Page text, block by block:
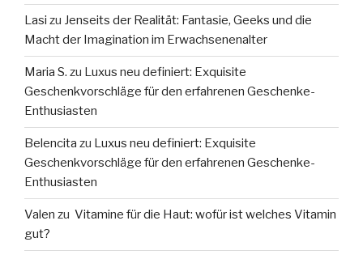
Lasi zu Jenseits der Realität: Fantasie, Geeks und die
Macht der Imagination im Erwachsenenalter
Maria S. zu Luxus neu definiert: Exquisite
Geschenkvorschläge für den erfahrenen Geschenke-
Enthusiasten
Belencita zu Luxus neu definiert: Exquisite
Geschenkvorschläge für den erfahrenen Geschenke-
Enthusiasten
Valen zu Vitamine für die Haut: wofür ist welches Vitamin
gut?